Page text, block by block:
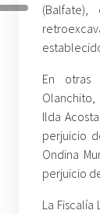
En otras
Ilda
perjuicio
Ondina
perjuicio
La